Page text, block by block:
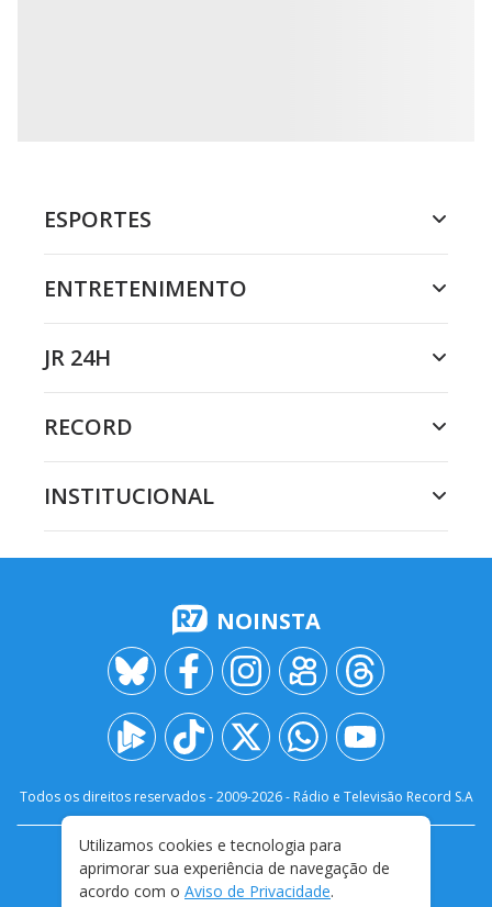
ESPORTES
ENTRETENIMENTO
JR 24H
RECORD
INSTITUCIONAL
NOINSTA
Todos os direitos reservados - 2009-2026- Rádio e Televisão Record S.A
FALE CONOSCO
PRIVACIDADE
TERMOS E CONDIÇÕES DE USO
Utilizamos cookies e tecnologia para
aprimorar sua experiência de navegação de
acordo com o Aviso de Privacidade.